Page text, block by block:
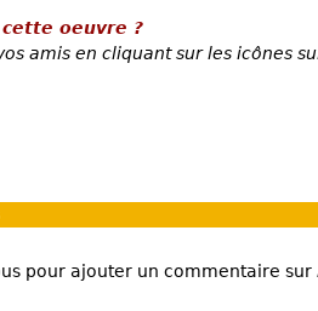
cette oeuvre ?
amis en cliquant sur les icônes
pour ajouter un commentaire sur